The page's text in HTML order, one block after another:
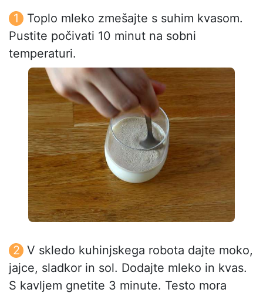
Toplo mleko zmešajte s suhim kvasom.
Pustite počivati 10 minut na sobni
temperaturi.
V skledo kuhinjskega robota dajte moko,
jajce, sladkor in sol. Dodajte mleko in kvas.
S kavljem gnetite 3 minute. Testo mora